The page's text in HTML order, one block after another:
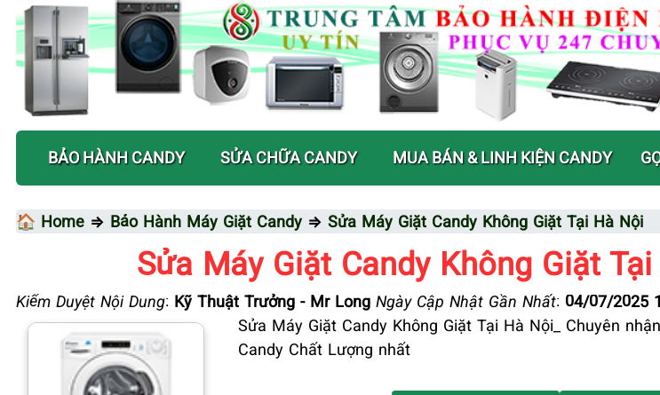
BẢO HÀNH CANDY SỬA CHỮA CANDY MUA BÁN & LINH KIỆN CANDY
🏠 Home ⇒ Bảo Hành Máy Giặt Candy ⇒ Sửa Máy Giặt Candy Không Giặt Tại Hà Nội
Sửa Máy Giặt Candy Không Giặt
Kiểm Duyệt Nội Dung: Kỹ Thuật Trưởng - Mr Long Ngày Cập Nhật Gần Nhất: 04/07/2025
Sửa Máy Giặt Candy Không Giặt Tại Hà Nội_ Chuyên
Candy Chất Lượng nhất